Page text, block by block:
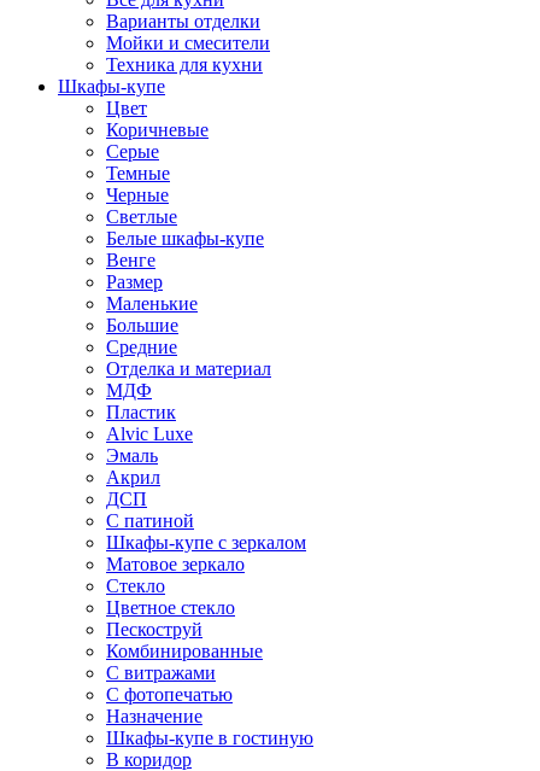
Варианты отделки
Мойки и смесители
Техника для кухни
Шкафы-купе
Цвет
Коричневые
Серые
Темные
Черные
Светлые
Белые шкафы-купе
Венге
Размер
Маленькие
Большие
Средние
Отделка и материал
МДФ
Пластик
Alvic Luxe
Эмаль
Акрил
ДСП
С патиной
Шкафы-купе с зеркалом
Матовое зеркало
Стекло
Цветное стекло
Пескоструй
Комбинированные
С витражами
С фотопечатью
Назначение
Шкафы-купе в гостиную
В коридор